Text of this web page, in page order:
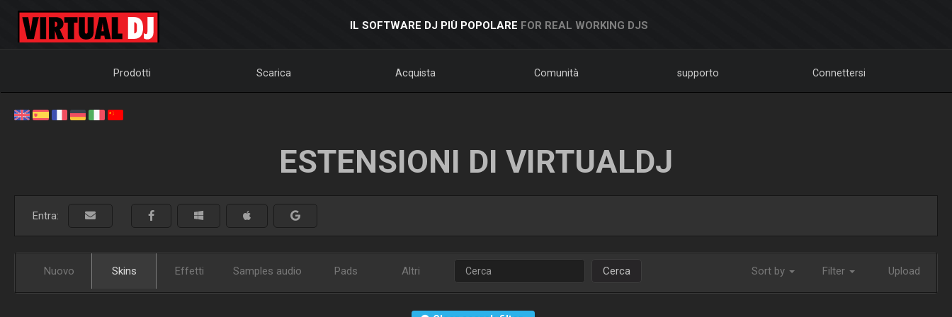
IL SOFTWARE DJ PIÙ POPOLARE FOR REAL WORKING DJS
Prodotti Scarica Acquista Comunità supporto Connettersi
ESTENSIONI DI VIRTUALDJ
Entra:
Nuovo Skins Effetti Samples audio Pads Altri Cerca Sort by Filter Upload